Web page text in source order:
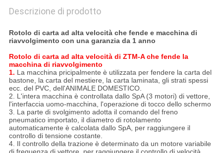
Descrizione di prodotto
Rotolo di carta ad alta velocità che fende e macchina di
riavvolgimento con una garanzia da 1 anno
Rotolo di carta ad alta velocità di ZTM-A che fende la
macchina di riavvolgimento
1. La macchina pricipalmente è utilizzata per fendere la carta del
bastone, la carta del mestiere, la carta laminata, gli strati spessi
ecc. del PVC, dell'ANIMALE DOMESTICO.
2. L'intera macchina è controllata dallo SpA (3 motori) di vettore,
l'interfaccia uomo-macchina, l'operazione di tocco dello schermo
3. La parte di svolgimento adotta il comando del freno
pneumatico importato, il diametro di rotolamento
automaticamente è calcolata dallo SpA, per raggiungere il
controllo di tensione costante.
4. Il controllo della trazione è determinato da un motore variabile